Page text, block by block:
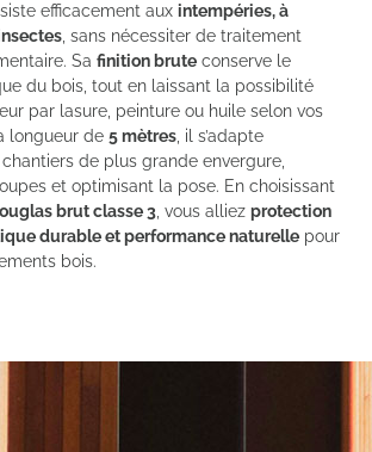
efficacement auxintempéries, à
, sans nécessiter de traitement
Safinition brute conserve le
du bois, tout en laissant la possibilité
par lasure, peinture ou huile selon vos
longueur de5 mètres, il s’adapte
de plus grande envergure,
et optimisant la pose. En choisissant
brut classe 3, vous alliezprotection
durable et performance naturelle pour
bois.